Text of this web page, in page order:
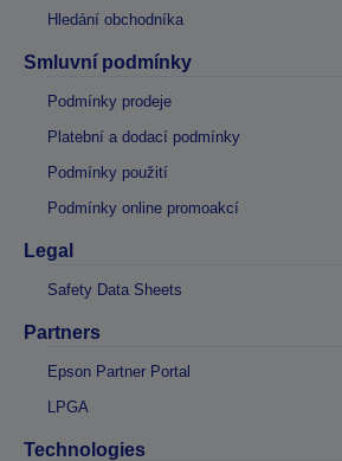
Hledání obchodníka
Smluvní podmínky
Podmínky prodeje
Platební a dodací podmínky
Podmínky použití
Podmínky online promoakcí
Legal
Safety Data Sheets
Partners
Epson Partner Portal
LPGA
Technologies